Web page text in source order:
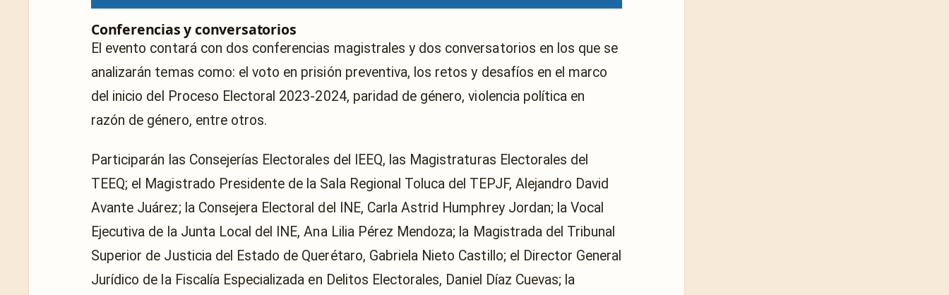
Conferencias y conversatorios
El evento contará con dos conferencias magistrales y dos conversatorios en los que se
analizarán temas como: el voto en prisión preventiva, los retos y desafíos en el marco
del inicio del Proceso Electoral 2023-2024, paridad de género, violencia política en
razón de género, entre otros.
Participarán las Consejerías Electorales del IEEQ, las Magistraturas Electorales del
TEEQ; el Magistrado Presidente de la Sala Regional Toluca del TEPJF, Alejandro David
Avante Juárez; la Consejera Electoral del INE, Carla Astrid Humphrey Jordan; la Vocal
Ejecutiva de la Junta Local del INE, Ana Lilia Pérez Mendoza; la Magistrada del Tribunal
Superior de Justicia del Estado de Querétaro, Gabriela Nieto Castillo; el Director General
Jurídico de la Fiscalía Especializada en Delitos Electorales, Daniel Díaz Cuevas; la